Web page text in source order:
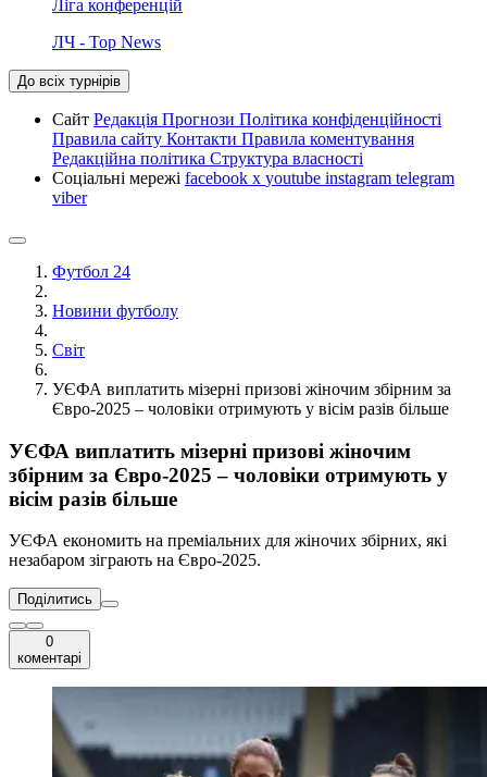
Ліга конференцій
ЛЧ - Top News
До всіх турнірів
Сайт Редакція Прогнози Політика конфіденційності
Правила сайту Контакти Правила коментування
Редакційна політика Структура власності
Соціальні мережі facebook x youtube instagram telegram
viber
Футбол 24
Новини футболу
Світ
УЄФА виплатить мізерні призові жіночим збірним за
Євро-2025 – чоловіки отримують у вісім разів більше
УЄФА виплатить мізерні призові жіночим
збірним за Євро-2025 – чоловіки отримують у
вісім разів більше
УЄФА економить на преміальних для жіночих збірних, які
незабаром зіграють на Євро-2025.
Поділитись
0
коментарі